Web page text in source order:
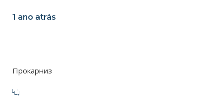
1 ano atrás
Прокарниз